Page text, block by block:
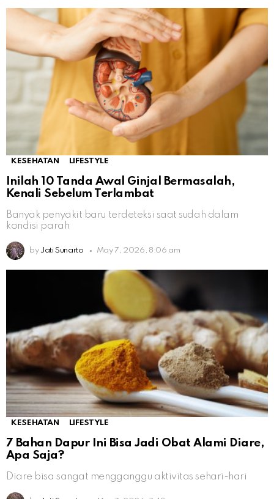
KESEHATAN LIFESTYLE
Inilah 10 Tanda Awal Ginjal Bermasalah,
Kenali Sebelum Terlambat
Banyak penyakit baru terdeteksi saat sudah dalam
kondisi parah
by Jati Sunarto May 7, 2026, 8:06 am
KESEHATAN LIFESTYLE
7 Bahan Dapur Ini Bisa Jadi Obat Alami Diare,
Apa Saja?
Diare bisa sangat mengganggu aktivitas sehari-hari